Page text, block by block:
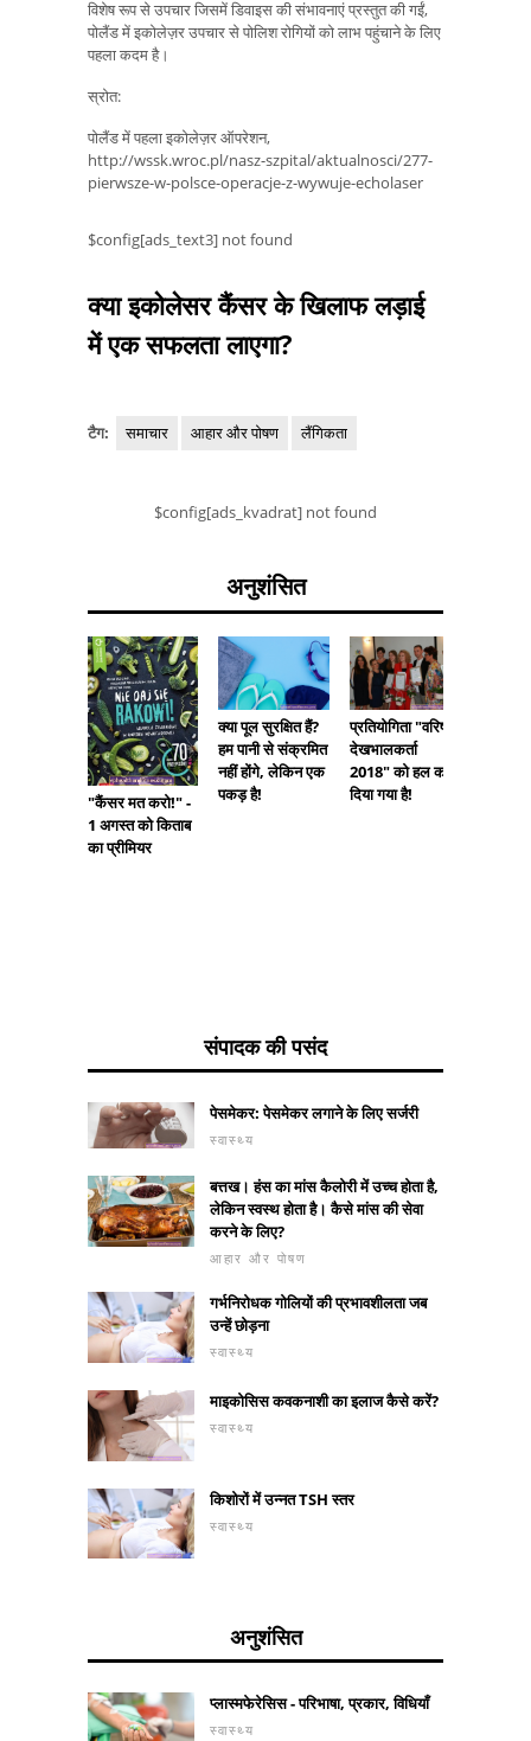
विशेष रूप से उपचार जिसमें डिवाइस की संभावनाएं प्रस्तुत की गईं,
पोलैंड में इकोलेज़र उपचार से पोलिश रोगियों को लाभ पहुंचाने के लिए
पहला कदम है।
स्रोत:
पोलैंड में पहला इकोलेज़र ऑपरेशन,
http://wssk.wroc.pl/nasz-szpital/aktualnosci/277-
pierwsze-w-polsce-operacje-z-wywuje-echolaser
$config[ads_text3] not found
क्या इकोलेसर कैंसर के खिलाफ लड़ाई
में एक सफलता लाएगा?
टैग: समाचार आहार और पोषण लैंगिकता
$config[ads_kvadrat] not found
अनुशंसित
"कैंसर मत करो!" -
1 अगस्त को किताब
का प्रीमियर
क्या पूल सुरक्षित हैं?
हम पानी से संक्रमित
नहीं होंगे, लेकिन एक
पकड़ है!
प्रतियोगिता "वरिष्ठ
देखभालकर्ता
2018" को हल कर
दिया गया है!
संपादक की पसंद
पेसमेकर: पेसमेकर लगाने के लिए सर्जरी
स्वास्थ्य
बत्तख। हंस का मांस कैलोरी में उच्च होता है,
लेकिन स्वस्थ होता है। कैसे मांस की सेवा
करने के लिए?
आहार और पोषण
गर्भनिरोधक गोलियों की प्रभावशीलता जब
उन्हें छोड़ना
स्वास्थ्य
माइकोसिस कवकनाशी का इलाज कैसे करें?
स्वास्थ्य
किशोरों में उन्नत TSH स्तर
स्वास्थ्य
अनुशंसित
प्लास्मफेरेसिस - परिभाषा, प्रकार, विधियाँ
स्वास्थ्य